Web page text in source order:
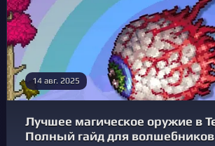
14 авг. 2025
Лучшее магическое оружие в
Полный гайд для волшебников